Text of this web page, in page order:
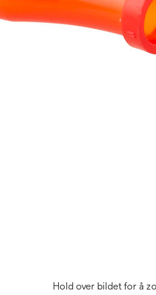
Hold over bildet for å